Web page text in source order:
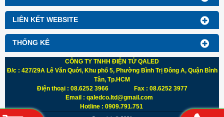
LIÊN KẾT WEBSITE
THỐNG KÊ
CÔNG TY TNHH ĐIỆN TỬ QALED
Đ/c : 427/29A Lê Văn Quới, Khu phố 5, Phường Bình Trị Đông A, Quận Bình
Tân, Tp.HCM
Điện thoại : 08.6252 3966 Fax : 08.6252 3977
Email : qaledco.ltd@gmail.com
Hotline : 0909.791.751